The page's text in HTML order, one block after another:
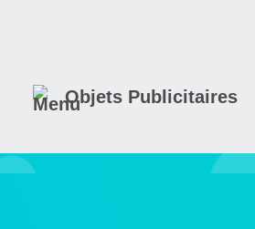
Objets Publicitaires